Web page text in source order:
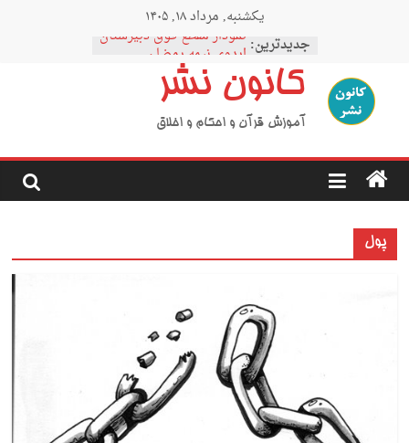
یکشنبه, مرداد ۱۸, ۱۴۰۵
جدیدترین: نمودار مقطع فوق دبیرستان
اردوی نیمه رمضان
اردوی نیمه شعبان
اردوی غدیر
اردوی محرم
کانون نشر
آموزش قرآن و احکام و اخلاق
پول